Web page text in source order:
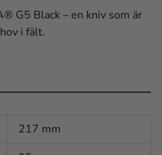
G5 Black – en kniv som är
i fält.
217 mm